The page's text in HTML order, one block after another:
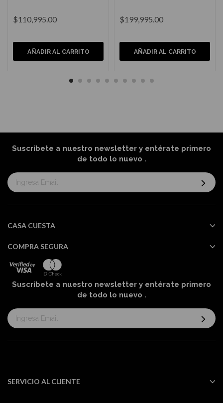
$110,995.00
AÑADIR AL CARRITO
$199,995.00
AÑADIR AL CARRITO
Suscríbete a nuestro newsletter y entérate primero
de todo lo nuevo .
Suscríbase
al
informativo:
CASA CUESTA
COMPRA SEGURA
Suscríbete a nuestro newsletter y entérate primero
de todo lo nuevo .
Suscríbase
al
informativo:
SERVICIO AL CLIENTE